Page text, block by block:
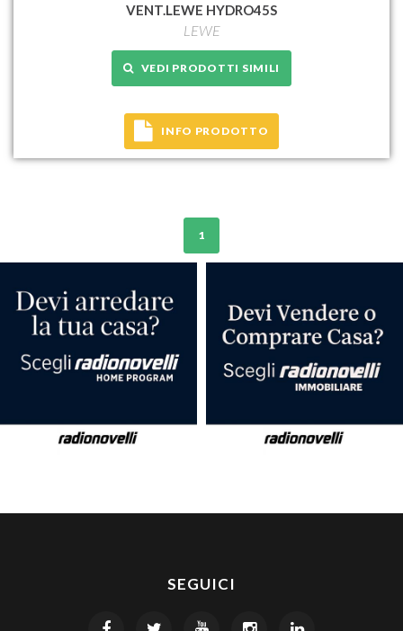
VENT.LEWE HYDRO45S
LEWE
VEDI PRODOTTI SIMILI
INFO PRODOTTO
1
SEGUICI